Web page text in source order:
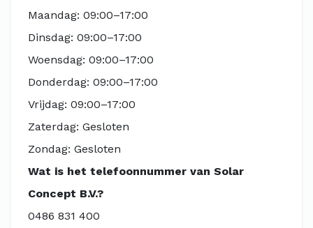
Maandag: 09:00–17:00
Dinsdag: 09:00–17:00
Woensdag: 09:00–17:00
Donderdag: 09:00–17:00
Vrijdag: 09:00–17:00
Zaterdag: Gesloten
Zondag: Gesloten
Wat is het telefoonnummer van Solar
Concept B.V.?
0486 831 400